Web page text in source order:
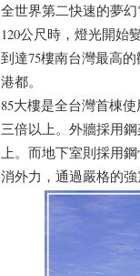
全世界第二快速的夢
120公尺時，燈光開始
到達75樓南台灣最高
港都。
85大樓是全台灣首棟
三倍以上。外牆採用
上。而地下室則採用
消外力，通過嚴格的強